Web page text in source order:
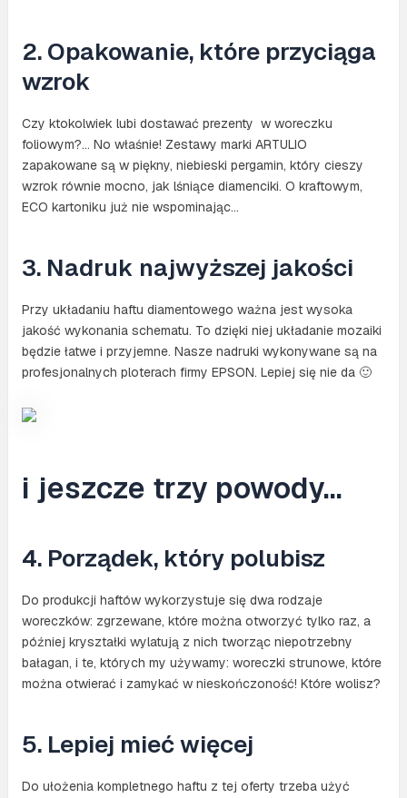
2. Opakowanie, które przyciąga
wzrok
Czy ktokolwiek lubi dostawać prezenty w woreczku
foliowym?… No właśnie! Zestawy marki ARTULIO
zapakowane są w piękny, niebieski pergamin, który cieszy
wzrok równie mocno, jak lśniące diamenciki. O kraftowym,
ECO kartoniku już nie wspominając…
3. Nadruk najwyższej jakości
Przy układaniu haftu diamentowego ważna jest wysoka
jakość wykonania schematu. To dzięki niej układanie mozaiki
będzie łatwe i przyjemne. Nasze nadruki wykonywane są na
profesjonalnych ploterach firmy EPSON. Lepiej się nie da 🙂
i jeszcze trzy powody…
4. Porządek, który polubisz
Do produkcji haftów wykorzystuje się dwa rodzaje
woreczków: zgrzewane, które można otworzyć tylko raz, a
później kryształki wylatują z nich tworząc niepotrzebny
bałagan, i te, których my używamy: woreczki strunowe, które
można otwierać i zamykać w nieskończoność! Które wolisz?
5. Lepiej mieć więcej
Do ułożenia kompletnego haftu z tej oferty trzeba użyć